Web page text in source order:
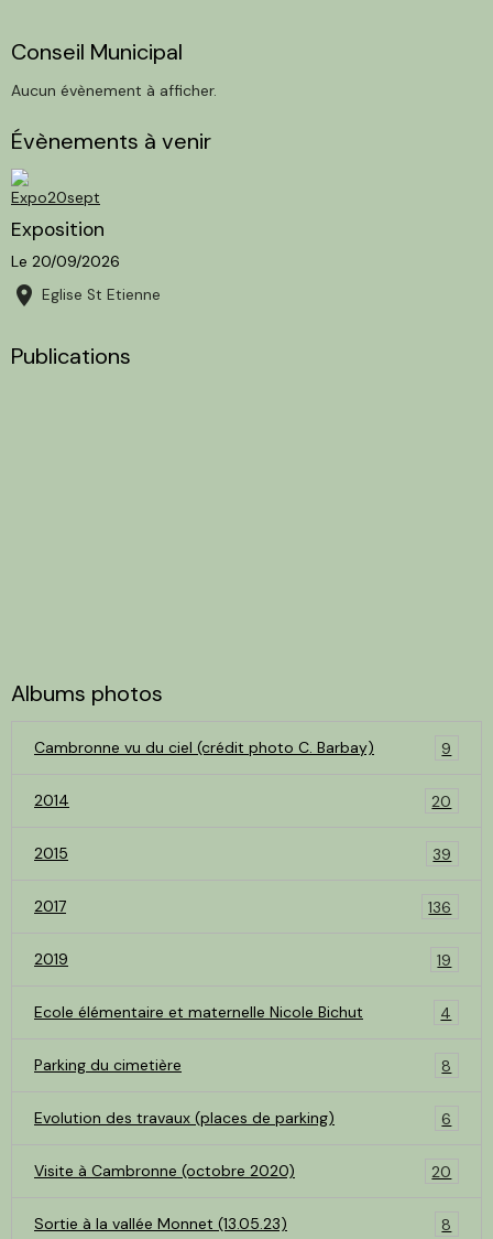
Conseil Municipal
Aucun évènement à afficher.
Évènements à venir
Exposition
Le 20/09/2026
Eglise St Etienne
Publications
Albums photos
Cambronne vu du ciel (crédit photo C. Barbay) 9
2014 20
2015 39
2017 136
2019 19
Ecole élémentaire et maternelle Nicole Bichut 4
Parking du cimetière 8
Evolution des travaux (places de parking) 6
Visite à Cambronne (octobre 2020) 20
Sortie à la vallée Monnet (13.05.23) 8